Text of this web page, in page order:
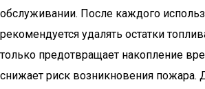
обслуживании. После каждого
рекомендуется удалять остатки
только предотвращает накопление
снижает риск возникновения пожара.